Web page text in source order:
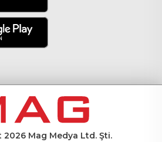
Mag Medya Ltd. Şti.